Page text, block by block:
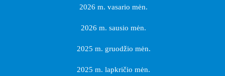
2026 m. vasario mėn.
2026 m. sausio mėn.
2025 m. gruodžio mėn.
2025 m. lapkričio mėn.